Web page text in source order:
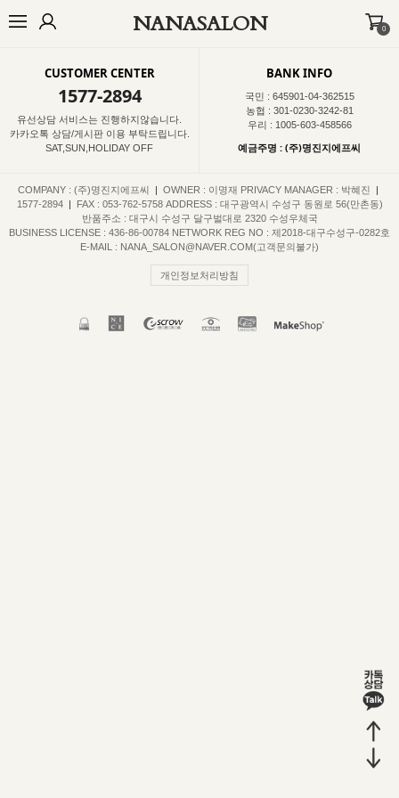
NANASALON 0
CUSTOMER CENTER
1577-2894
유선상담 서비스는 진행하지않습니다.
카카오톡 상담/게시판 이용 부탁드립니다.
SAT,SUN,HOLIDAY OFF
BANK INFO
국민 : 645901-04-362515
농협 : 301-0230-3242-81
우리 : 1005-603-458566
예금주명 : (주)명진지에프씨
COMPANY : (주)명진지에프씨 | OWNER : 이명재 PRIVACY MANAGER : 박혜진
|
1577-2894
| FAX : 053-762-5758 ADDRESS : 대구광역시 수성구 동원로 56(만촌동)
반품주소 : 대구시 수성구 달구벌대로 2320 수성우체국
BUSINESS LICENSE : 436-86-00784 NETWORK REG NO : 제2018-대구수성구-0282호
E-MAIL : NANA_SALON@NAVER.COM(고객문의불가)
개인정보처리방침